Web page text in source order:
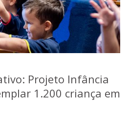
Projeto Infância
1.200 criança em